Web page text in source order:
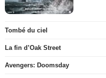
Tombé du ciel
La fin d’Oak Street
Avengers: Doomsday